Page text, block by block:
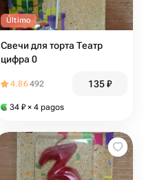
Último
Свечи для торта Театр
цифра 0
4.86492 135₽
34 ₽ × 4 pagos